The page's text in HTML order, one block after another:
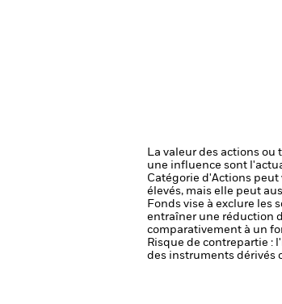
La valeur des actions
une influence sont
Catégorie d'Actions
élevés, mais elle peut
Fonds vise à exclure les
entraîner une réduction
comparativement à un
Risque de contrepartie :
des instruments dérivés